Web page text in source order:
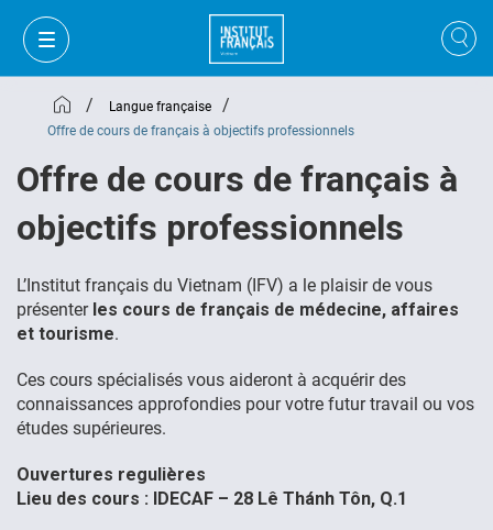
MON PANIER CONNEXION
VI
/ Langue française /
Offre de cours de français à objectifs professionnels
Offre de cours de français à
objectifs professionnels
L’Institut français du Vietnam (IFV) a le plaisir de vous
présenter les cours de français de médecine, affaires
et tourisme.
Ces cours spécialisés vous aideront à acquérir des
connaissances approfondies pour votre futur travail ou vos
études supérieures.
Ouvertures regulières
Lieu des cours : IDECAF – 28 Lê Thánh Tôn, Q.1